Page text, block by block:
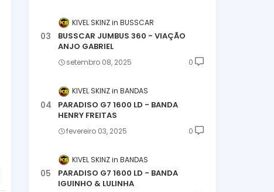
KIVEL SKINZ BUSSCAR
BUSSCAR JUMBUS 360 - VIAÇÃO
ANJO GABRIEL
setembro 08, 2025 0
KIVEL SKINZ BANDAS
PARADISO G7 1600 LD - BANDA
HENRY FREITAS
fevereiro 03, 2025 0
KIVEL SKINZ BANDAS
PARADISO G7 1600 LD - BANDA
IGUINHO & LULINHA